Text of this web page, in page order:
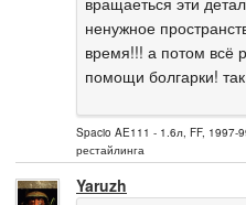
ненужное
время!!! а потом всё
помощи болгарки!
Spacio AE111 - 1.6л, FF, 1997-
рестайлинга
Yaruzh